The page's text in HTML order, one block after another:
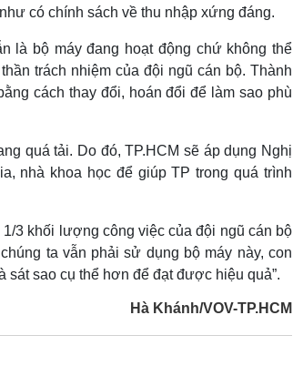
có chính sách về thu nhập xứng đáng.
là bộ máy đang hoạt động chứ không thể
trách nhiệm của đội ngũ cán bộ. Thành
cách thay đổi, hoán đổi để làm sao phù
quá tải. Do đó, TP.HCM sẽ áp dụng Nghị
nhà khoa học để giúp TP trong quá trình
3 khối lượng công việc của đội ngũ cán bộ
ta vẫn phải sử dụng bộ máy này, con
sao cụ thể hơn để đạt được hiệu quả”.
Hà Khánh/VOV-TP.HCM